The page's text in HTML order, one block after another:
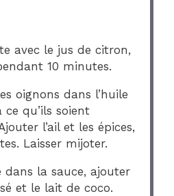
avec le jus de citron,
10 minutes.
oignons dans l’huile
ce qu’ils soient
l’ail et les épices,
Laisser mijoter.
dans la sauce, ajouter
et le lait de coco.